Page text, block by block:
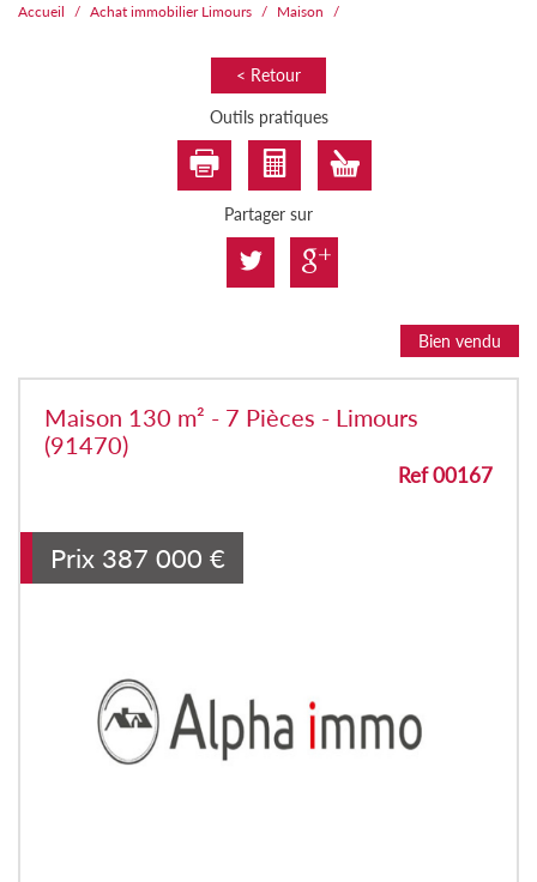
Accueil Achat immobilier Limours Maison
< Retour
Outils pratiques
Partager sur
Bien vendu
Maison 130 m² - 7 Pièces - Limours
(91470)
Ref 00167
Prix 387 000 €